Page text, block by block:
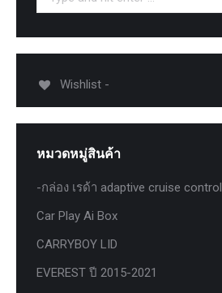
Wishlist -
หมวดหมู่สินค้า
-กล่อง เรด้า adaptive cruise control
Car Play Ai Box
CARRYBOY LID
EVEREST ปี 2015-2021